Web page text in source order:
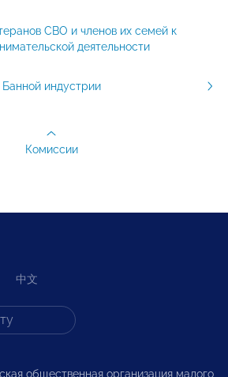
СВО и членов их семей к
деятельности
Банной индустрии
Комиссии
中文
общественная организация малого